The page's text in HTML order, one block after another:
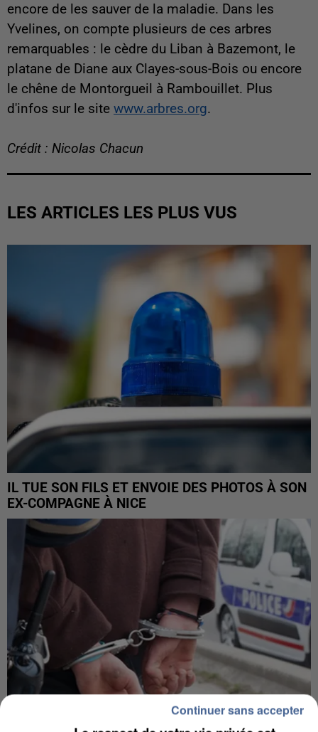
encore de les sauver de la maladie. Dans les
Yvelines, on compte plusieurs de ces arbres
remarquables : le cèdre du Liban à Bazemont, le
platane de Diane aux Clayes-sous-Bois ou encore
le chêne de Montorgueil à Rambouillet. Plus
d'infos sur le site www.arbres.org.
Crédit : Nicolas Chacun
LES ARTICLES LES PLUS VUS
IL TUE SON FILS ET ENVOIE DES PHOTOS À SON
EX-COMPAGNE À NICE
Continuer sans accepter